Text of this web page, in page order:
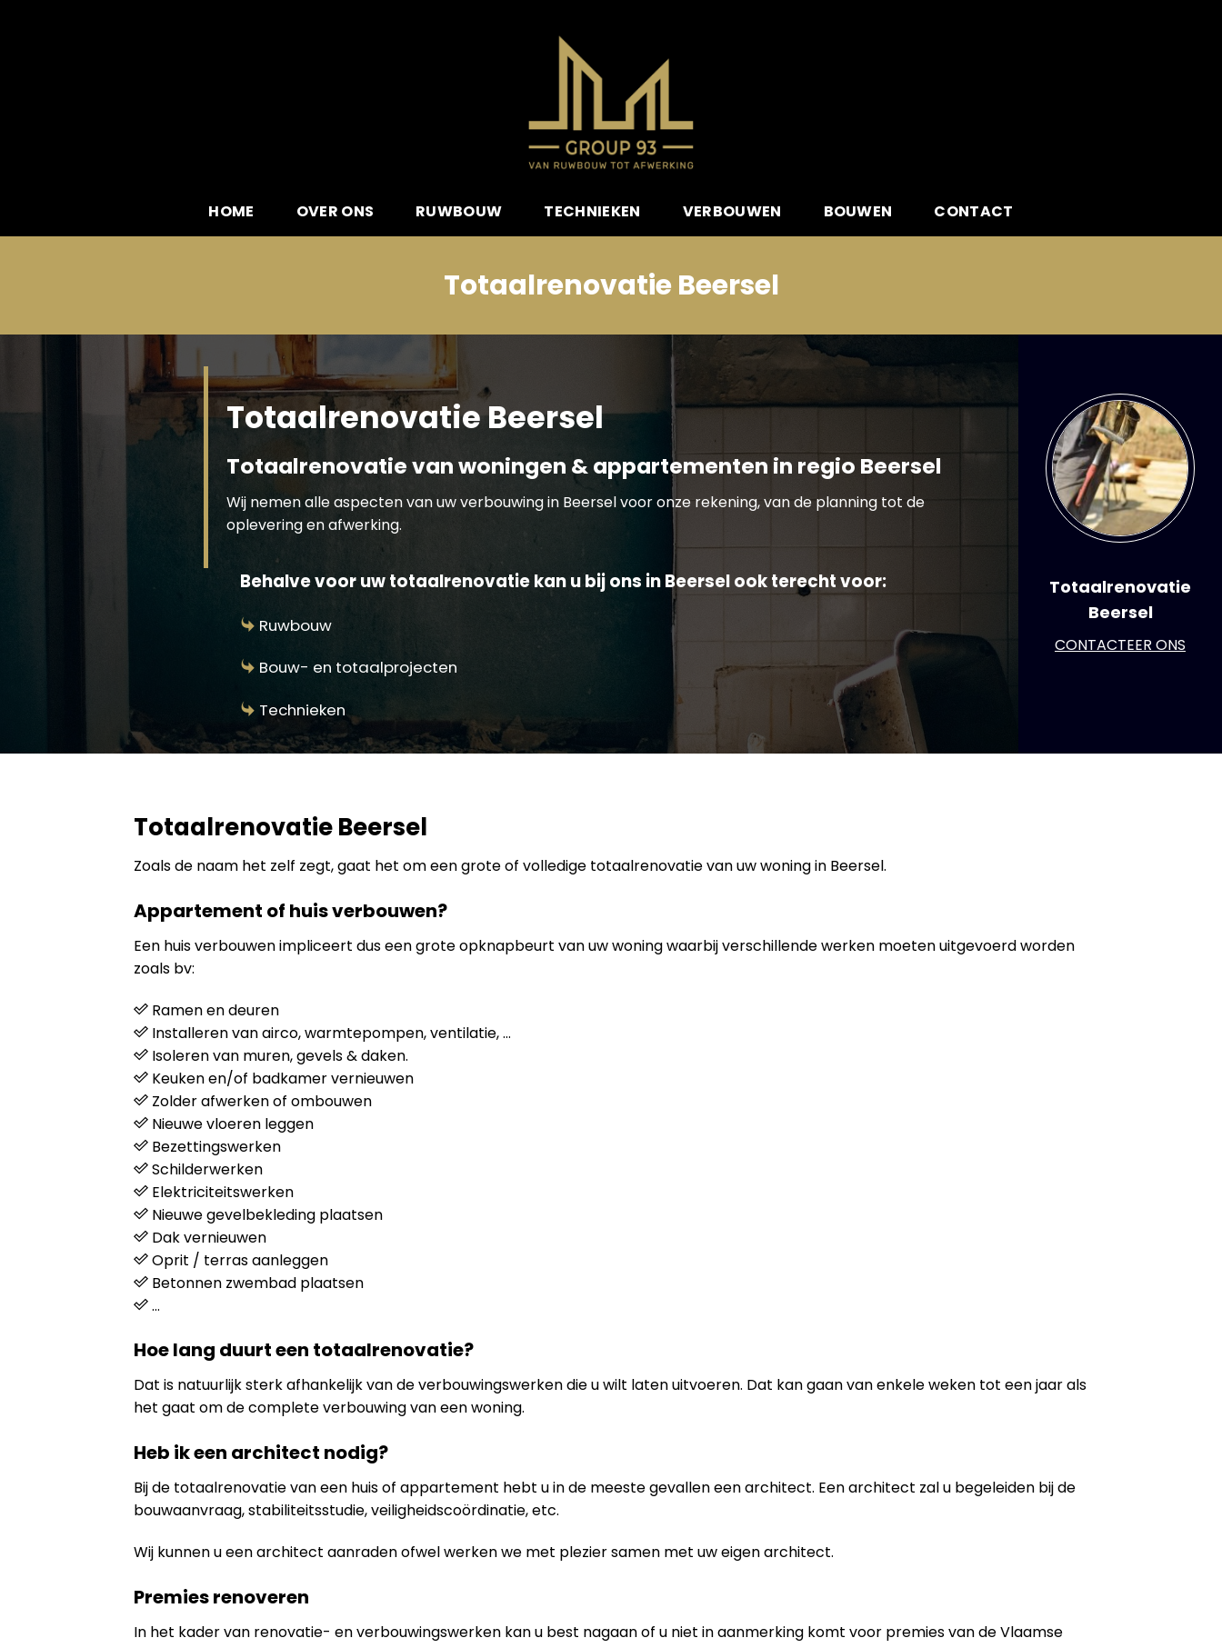
HOME OVER ONS RUWBOUW TECHNIEKEN VERBOUWEN BOUWEN CONTACT
Totaalrenovatie Beersel
Totaalrenovatie Beersel
Totaalrenovatie van woningen & appartementen in regio Beersel
Wij nemen alle aspecten van uw verbouwing in Beersel voor onze rekening, van de planning tot de
oplevering en afwerking.
Behalve voor uw totaalrenovatie kan u bij ons in Beersel ook terecht voor:
Ruwbouw
Bouw- en totaalprojecten
Technieken
Totaalrenovatie
Beersel
CONTACTEER ONS
Totaalrenovatie Beersel
Zoals de naam het zelf zegt, gaat het om een grote of volledige totaalrenovatie van uw woning in Beersel.
Appartement of huis verbouwen?
Een huis verbouwen impliceert dus een grote opknapbeurt van uw woning waarbij verschillende werken moeten uitgevoerd worden
zoals bv:
Ramen en deuren
Installeren van airco, warmtepompen, ventilatie, …
Isoleren van muren, gevels & daken.
Keuken en/of badkamer vernieuwen
Zolder afwerken of ombouwen
Nieuwe vloeren leggen
Bezettingswerken
Schilderwerken
Elektriciteitswerken
Nieuwe gevelbekleding plaatsen
Dak vernieuwen
Oprit / terras aanleggen
Betonnen zwembad plaatsen
…
Hoe lang duurt een totaalrenovatie?
Dat is natuurlijk sterk afhankelijk van de verbouwingswerken die u wilt laten uitvoeren. Dat kan gaan van enkele weken tot een jaar als
het gaat om de complete verbouwing van een woning.
Heb ik een architect nodig?
Bij de totaalrenovatie van een huis of appartement hebt u in de meeste gevallen een architect. Een architect zal u begeleiden bij de
bouwaanvraag, stabiliteitsstudie, veiligheidscoördinatie, etc.
Wij kunnen u een architect aanraden ofwel werken we met plezier samen met uw eigen architect.
Premies renoveren
In het kader van renovatie- en verbouwingswerken kan u best nagaan of u niet in aanmerking komt voor premies van de Vlaamse